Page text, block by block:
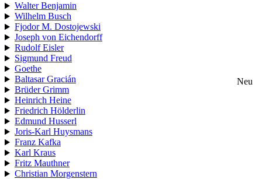
Walter Benjamin
Wilhelm Busch
Fjodor M. Dostojewski
Joseph von Eichendorff
Rudolf Eisler
Sigmund Freud
Goethe
Baltasar Gracián
Neu
Brüder Grimm
Heinrich Heine
Friedrich Hölderlin
Edmund Husserl
Joris-Karl Huysmans
Franz Kafka
Karl Kraus
Fritz Mauthner
Christian Morgenstern